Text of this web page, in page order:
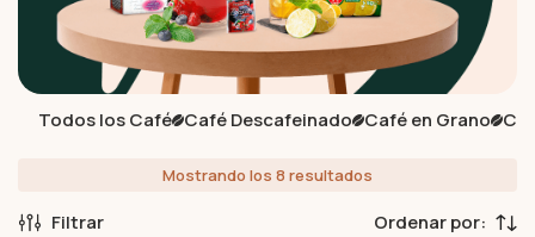
Todos los Café Café Descafeinado Café en Grano
Mostrando los 8 resultados
Filtrar